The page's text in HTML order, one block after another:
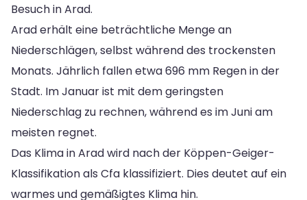
Besuch in Arad.
Arad erhält eine beträchtliche Menge an
Niederschlägen, selbst während des trockensten
Monats. Jährlich fallen etwa 696 mm Regen in der
Stadt. Im Januar ist mit dem geringsten
Niederschlag zu rechnen, während es im Juni am
meisten regnet.
Das Klima in Arad wird nach der Köppen-Geiger-
Klassifikation als Cfa klassifiziert. Dies deutet auf ein
warmes und gemäßigtes Klima hin.